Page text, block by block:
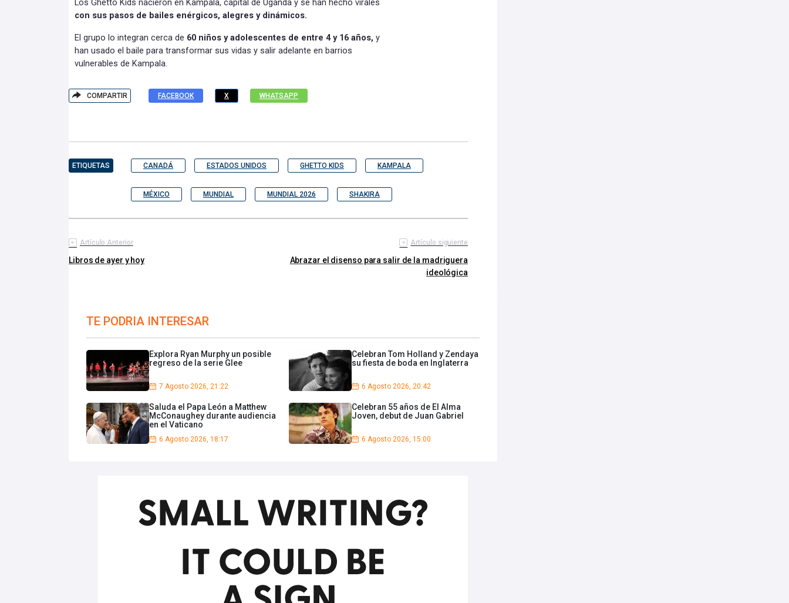
Los Ghetto Kids nacieron en Kampala, capital de Uganda y se han hecho virales
con sus pasos de bailes enérgicos, alegres y dinámicos.
El grupo lo integran cerca de 60 niños y adolescentes de entre 4 y 16 años, y
han usado el baile para transformar sus vidas y salir adelante en barrios
vulnerables de Kampala.
COMPARTIR FACEBOOK X WHATSAPP
ETIQUETAS CANADÁ ESTADOS UNIDOS GHETTO KIDS KAMPALA
MÉXICO MUNDIAL MUNDIAL 2026 SHAKIRA
Artículo Anterior
Libros de ayer y hoy
Artículo siguiente
Abrazar el disenso para salir de la madriguera
ideológica
TE PODRIA INTERESAR
Explora Ryan Murphy un posible
regreso de la serie Glee
7 Agosto 2026, 21:22
Celebran Tom Holland y Zendaya
su fiesta de boda en Inglaterra
6 Agosto 2026, 20:42
Saluda el Papa León a Matthew
McConaughey durante audiencia
en el Vaticano
6 Agosto 2026, 18:17
Celebran 55 años de El Alma
Joven, debut de Juan Gabriel
6 Agosto 2026, 15:00